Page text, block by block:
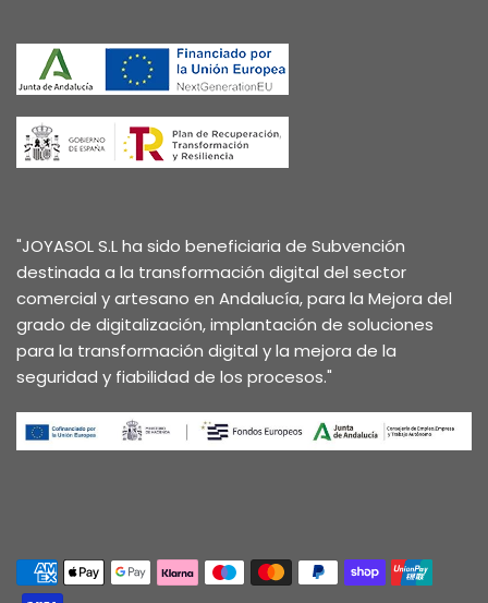
"JOYASOL S.L ha sido beneficiaria de Subvención
destinada a la transformación digital del sector
comercial y artesano en Andalucía, para la Mejora del
grado de digitalización, implantación de soluciones
para la transformación digital y la mejora de la
seguridad y fiabilidad de los procesos."